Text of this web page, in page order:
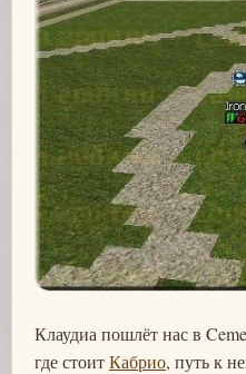
Клаудиа пошлёт нас в
где стоитКабрио, путь к